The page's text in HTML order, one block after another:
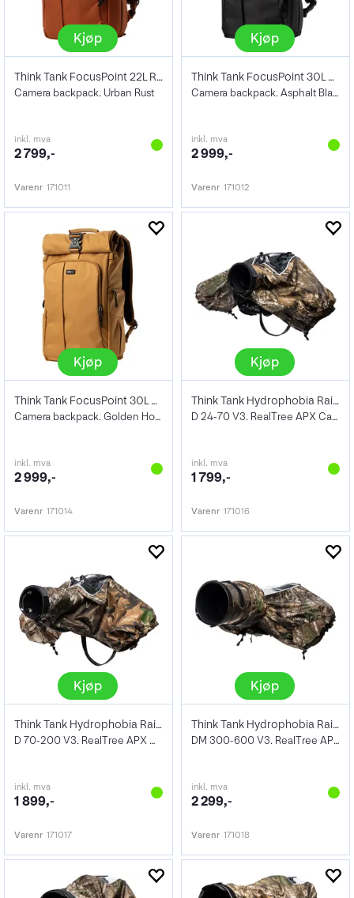
Kjøp
Think Tank FocusPoint 22L Rolltop BP
Camera backpack. Urban Rust
inkl. mva
2 799,-
Varenr 171011
Kjøp
Think Tank FocusPoint 30L Rolltop BP
Camera backpack. Asphalt Black
inkl. mva
2 999,-
Varenr 171012
Kjøp
Think Tank FocusPoint 30L Rolltop BP
Camera backpack. Golden Hour
inkl. mva
2 999,-
Varenr 171014
Kjøp
Think Tank Hydrophobia Rain Cover 24-70
D 24-70 V3. RealTree APX Camo
inkl. mva
1 799,-
Varenr 171016
Kjøp
Think Tank Hydrophobia Rain Cover 70-200
D 70-200 V3. RealTree APX Camo
inkl. mva
1 899,-
Varenr 171017
Kjøp
Think Tank Hydrophobia Rain Cover
DM 300-600 V3. RealTree APX Camo
inkl. mva
2 299,-
Varenr 171018